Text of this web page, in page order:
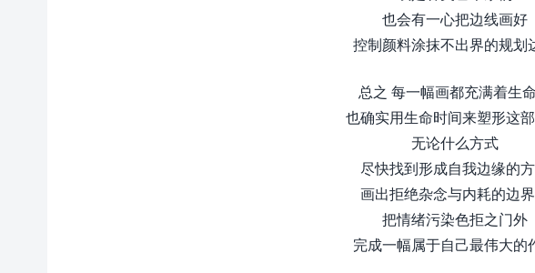
也会有一心把边线画好
控制颜料涂抹不出界的规划
总之 每一幅画都充满着生
也确实用生命时间来塑形这
无论什么方式
尽快找到形成自我边缘的
画出拒绝杂念与内耗的边
把情绪污染色拒之门外
完成一幅属于自己最伟大的